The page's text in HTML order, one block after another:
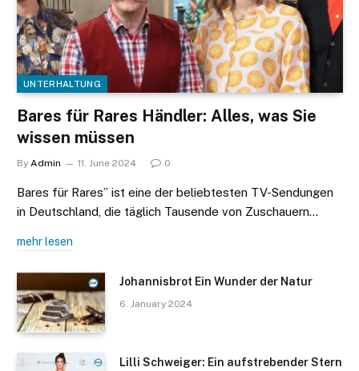
UNTERHALTUNG
Bares für Rares Händler: Alles, was Sie
wissen müssen
By Admin 11. June 2024 0
Bares für Rares” ist eine der beliebtesten TV-Sendungen
in Deutschland, die täglich Tausende von Zuschauern…
mehr lesen
Johannisbrot Ein Wunder der Natur
6. January 2024
Lilli Schweiger: Ein aufstrebender Stern